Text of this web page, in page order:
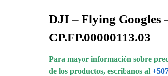
DJI – Flying Googles
CP.FP.00000113.03
Para mayor información sobre
de los productos, escribanos al